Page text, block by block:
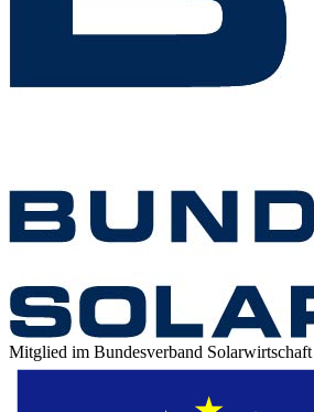
Mitglied im Bundesverband Solarwirtschaft